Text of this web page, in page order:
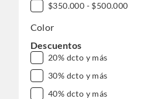
$350.000 - $500.000
DESDE $1.000.000
Color
Descuentos
20% dcto y más
30% dcto y más
40% dcto y más